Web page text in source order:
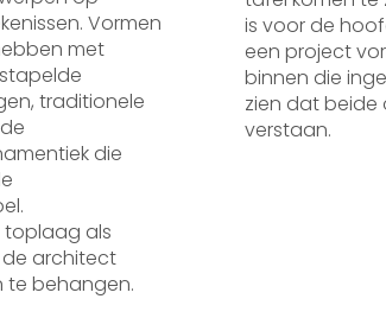
Vormen
met
traditionele
die
toplaag als
de architect
te behangen.
is voor de
een project
binnen die
zien dat beide
verstaan.